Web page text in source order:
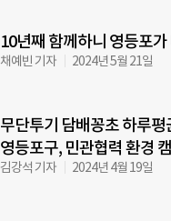
10년째 함께하니 영등포
채예빈 기자 2024년 5월 21일
무단투기 담배꽁초 하루
영등포구, 민관협력 환경
김강석 기자 2024년 4월 19일